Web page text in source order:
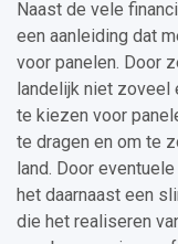
Naast de vele
een aanleiding dat
voor panelen. Door
landelijk niet
te kiezen voor
te dragen en om te
land. Door
het daarnaast een
die het realiseren